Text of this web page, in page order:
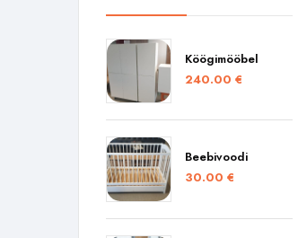
Köögimööbel
240.00 €
Beebivoodi
30.00 €